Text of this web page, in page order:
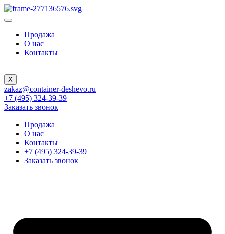
Продажа
О нас
Контакты
X
zakaz@container-deshevo.ru
+7 (495) 324-39-39
Заказать звонок
Продажа
О нас
Контакты
+7 (495) 324-39-39
Заказать звонок